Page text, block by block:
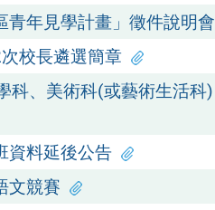
青年見學計畫」徵件說明會
校長遴選簡章
科、美術科(或藝術生活科)
資料延後公告
文競賽